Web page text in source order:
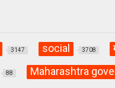
3147 social 3708
88 Maharashtra